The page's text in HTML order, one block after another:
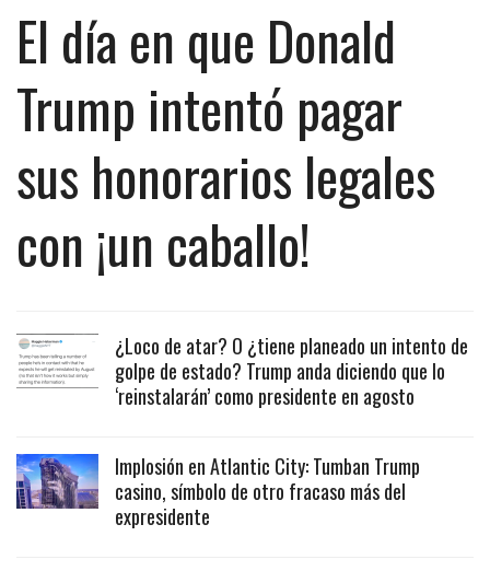
El día en que Donald
Trump intentó pagar
sus honorarios legales
con ¡un caballo!
¿Loco de atar? O ¿tiene planeado un intento de
golpe de estado? Trump anda diciendo que lo
‘reinstalarán’ como presidente en agosto
Implosión en Atlantic City: Tumban Trump
casino, símbolo de otro fracaso más del
expresidente